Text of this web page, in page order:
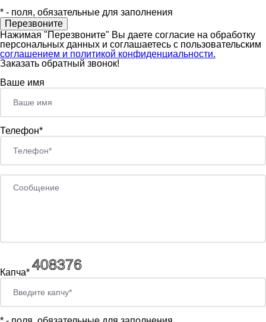
* - поля, обязательные для заполнения
Нажимая "Перезвоните" Вы даете согласие на обработку
персональных данных и соглашаетесь c пользовательским
соглашением и политикой конфиденциальности.
Заказать обратный звонок!
Ваше имя
Телефон*
Капча*